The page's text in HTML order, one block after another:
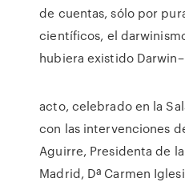
de cuentas, sólo por
científicos, el
hubiera existido
acto, celebrado en la
con las intervenciones
Aguirre, Presidenta de
Madrid, Dª Carmen